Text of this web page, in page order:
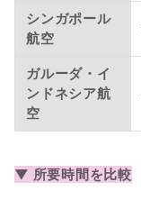
シンガポール
航空
ガルーダ・イ
ンドネシア航
空
▼ 所要時間を比較